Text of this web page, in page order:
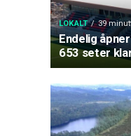
LOKALT 39
Endelig
653 seter